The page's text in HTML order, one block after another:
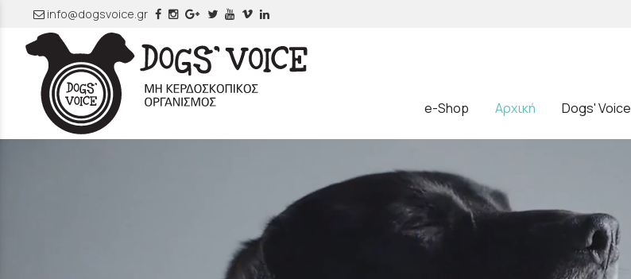
info@dogsvoice.gr
e-Shop Αρχική Dogs' Voice